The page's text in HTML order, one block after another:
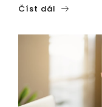
Číst dál